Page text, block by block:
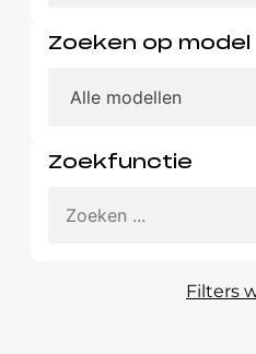
Zoeken op model
Zoekfunctie
Filters